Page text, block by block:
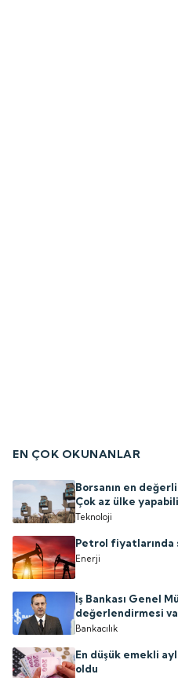
EN ÇOK OKUNANLAR
Borsanın en
Çok az ülke
Teknoloji
Petrol fiyatlarında
Enerji
İş Bankası Genel
değerlendirmesi
Bankacılık
En düşük emekli
oldu